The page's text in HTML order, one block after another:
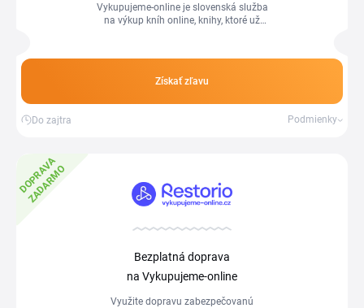
Vykupujeme-online je slovenská služba
na výkup kníh online, knihy, ktoré už
Získať zľavu
Do zajtra Podmienky
D
O
P
R
A
V
A
Z
A
D
A
R
M
O
Bezplatná doprava
na Vykupujeme-online
Využite dopravu zabezpečovanú